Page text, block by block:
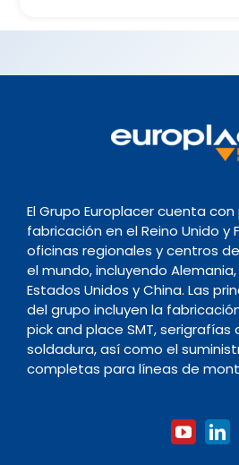
El Grupo Europlacer cuenta
fabricación en el Reino Unido y
oficinas regionales y centros
el mundo, incluyendo Alemania,
Estados Unidos y China. Las
del grupo incluyen la
pick and place SMT,
soldadura, así como el
completas para líneas de